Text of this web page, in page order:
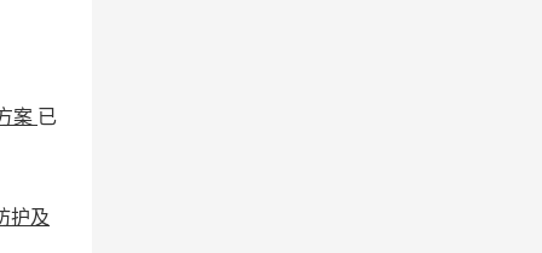
案 已
护及